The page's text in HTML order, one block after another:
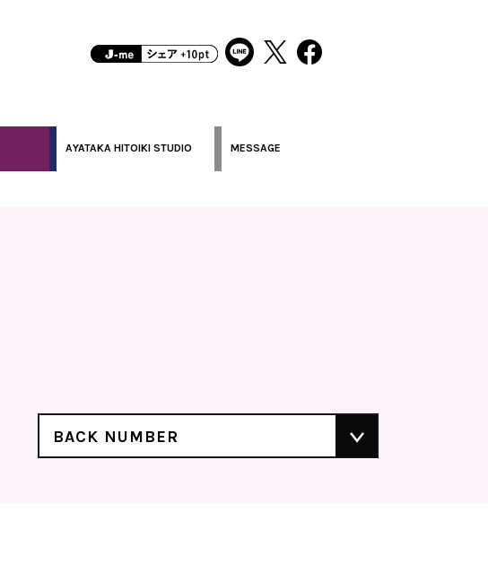
AYATAKA HITOIKI STUDIO MESSAGE
BACK NUMBER